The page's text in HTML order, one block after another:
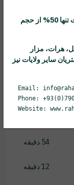
17 دقیقه
21 دقیقه
54 دقیقه
12 دقیقه
تنها 50% از حجم
هرات، مزار
سایر ولایات نیز
Email:
Phone:
Website: